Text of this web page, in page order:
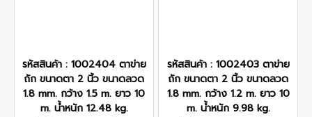
รหัสสินค้า : 1002404 ตาข่าย
ถัก ขนาดตา 2 นิ้ว ขนาดลวด
1.8 mm. กว้าง 1.5 m. ยาว 10
m. น้ำหนัก 12.48 kg.
รหัสสินค้า : 1002403 ตาข่าย
ถัก ขนาดตา 2 นิ้ว ขนาดลวด
1.8 mm. กว้าง 1.2 m. ยาว 10
m. น้ำหนัก 9.98 kg.